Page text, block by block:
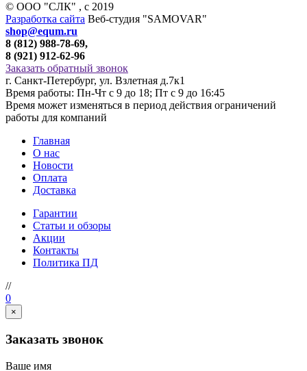
© ООО "СЛК" , c 2019
Разработка сайта Веб-студия "SAMOVAR"
shop@equm.ru
8 (812) 988-78-69,
8 (921) 912-62-96
Заказать обратный звонок
г. Санкт-Петербург, ул. Взлетная д.7к1
Время работы: Пн-Чт с 9 до 18; Пт с 9 до 16:45
Время может изменяться в период действия ограничений
работы для компаний
Главная
О нас
Новости
Оплата
Доставка
Гарантии
Статьи и обзоры
Акции
Контакты
Политика ПД
//
0
×
Заказать звонок
Ваше имя